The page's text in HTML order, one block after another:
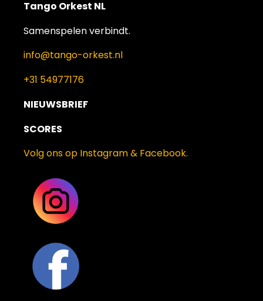
Tango Orkest NL
Samenspelen verbindt.
info@tango-orkest.nl
+31 54977176
NIEUWSBRIEF
SCORES
Volg ons op Instagram & Facebook.